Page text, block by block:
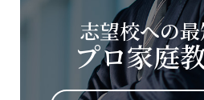
志望校への
プロ家庭